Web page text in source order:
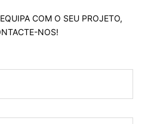
COM O SEU PROJETO,
NOS!